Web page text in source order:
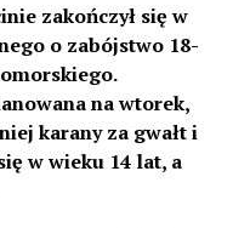
zakończył się w
o zabójstwo 18-
na wtorek,
karany za gwałt i
w wieku 14 lat, a